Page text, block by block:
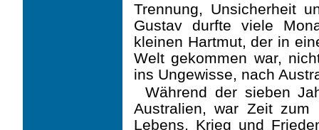
Trennung, Unsicherheit
Gustav durfte viele
kleinen Hartmut, der in
Welt gekommen war,
ins Ungewisse, nach
Während der sieben
Australien, war Zeit zum
Lebens, Krieg und